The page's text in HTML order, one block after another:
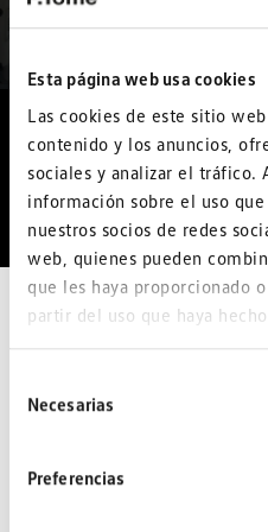
Esta página web usa cookies
Las cookies de este sitio
contenido y los anuncios,
sociales y analizar el tráfico.
información sobre el uso
nuestros socios de redes
web, quienes pueden
que les haya proporcionado
partir del uso que haya
Necesarias
Preferencias